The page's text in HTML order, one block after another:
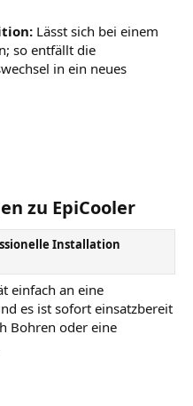
Lässt sich bei einem
so entfällt die
in ein neues
zu EpiCooler
Installation
einfach an eine
es ist sofort einsatzbereit
Bohren oder eine